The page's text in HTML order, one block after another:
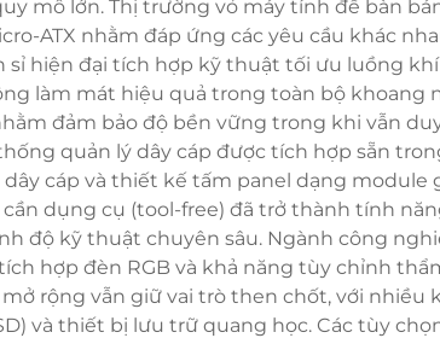
mô lớn. Thị trường vỏ máy tính để bàn
ATX nhằm đáp ứng các yêu cầu khác
sỉ hiện đại tích hợp kỹ thuật tối ưu luồng
làm mát hiệu quả trong toàn bộ khoang
đảm bảo độ bền vững trong khi vẫn
quản lý dây cáp được tích hợp sẵn
cáp và thiết kế tấm panel dạng
dụng cụ (tool-free) đã trở thành tính
độ kỹ thuật chuyên sâu. Ngành công
hợp đèn RGB và khả năng tùy chỉnh
rộng vẫn giữ vai trò then chốt, với
và thiết bị lưu trữ quang học. Các tùy